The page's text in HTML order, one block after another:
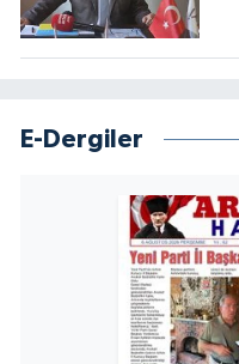
E-Dergiler